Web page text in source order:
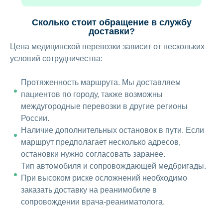
Сколько стоит обращение в службу
доставки?
Цена медицинской перевозки зависит от нескольких
условий сотрудничества:
Протяженность маршрута. Мы доставляем
пациентов по городу, также возможны
междугородные перевозки в другие регионы
России.
Наличие дополнительных остановок в пути. Если
маршрут предполагает несколько адресов,
остановки нужно согласовать заранее.
Тип автомобиля и сопровождающей медбригады.
При высоком риске осложнений необходимо
заказать доставку на реанимобиле в
сопровождении врача-реаниматолога.